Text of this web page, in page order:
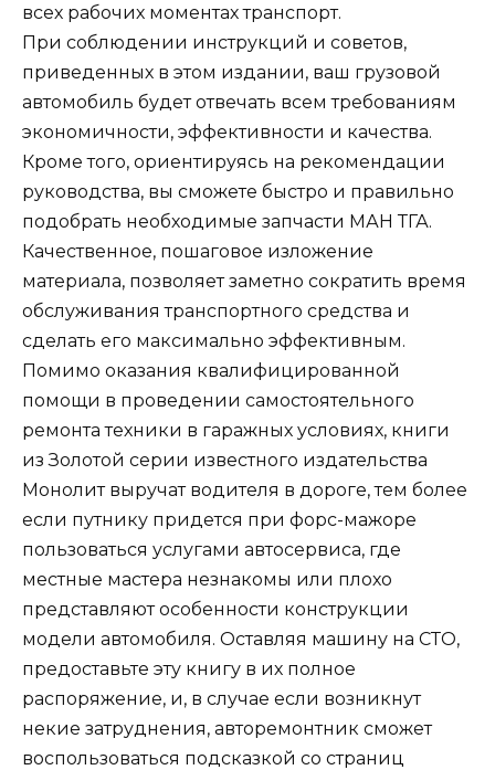
всех рабочих моментах транспорт.
При соблюдении инструкций и советов,
приведенных в этом издании, ваш грузовой
автомобиль будет отвечать всем требованиям
экономичности, эффективности и качества.
Кроме того, ориентируясь на рекомендации
руководства, вы сможете быстро и правильно
подобрать необходимые запчасти МАН ТГА.
Качественное, пошаговое изложение
материала, позволяет заметно сократить время
обслуживания транспортного средства и
сделать его максимально эффективным.
Помимо оказания квалифицированной
помощи в проведении самостоятельного
ремонта техники в гаражных условиях, книги
из Золотой серии известного издательства
Монолит выручат водителя в дороге, тем более
если путнику придется при форс-мажоре
пользоваться услугами автосервиса, где
местные мастера незнакомы или плохо
представляют особенности конструкции
модели автомобиля. Оставляя машину на СТО,
предоставьте эту книгу в их полное
распоряжение, и, в случае если возникнут
некие затруднения, авторемонтник сможет
воспользоваться подсказкой со страниц